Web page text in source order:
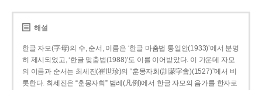
해설
한글 자모(字母)의 수, 순서, 이름은 ‘한글 마춤법 통일안(1933)’에서 분명
히 제시되었고, ‘한글 맞춤법(1988)’도 이를 이어받았다. 이 가운데 자모
의 이름과 순서는 최세진(崔世珍)의 “훈몽자회(訓蒙字會)(1527)”에서 비
롯한다. 최세진은 “훈몽자회” 범례(凡例)에서 한글 자모의 음가를 한자로